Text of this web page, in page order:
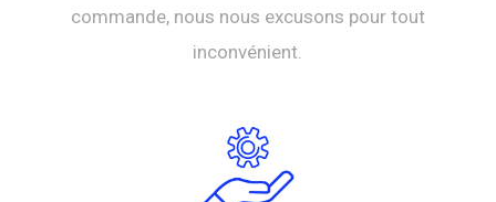
commande, nous nous excusons pour tout
inconvénient.